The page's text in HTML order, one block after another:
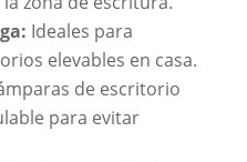
Ideales para
elevables en casa.
de escritorio
para evitar